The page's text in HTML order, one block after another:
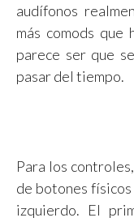
audífonos
más comods
parece ser que
pasar del tiempo.
Para los
de botones
izquierdo. El